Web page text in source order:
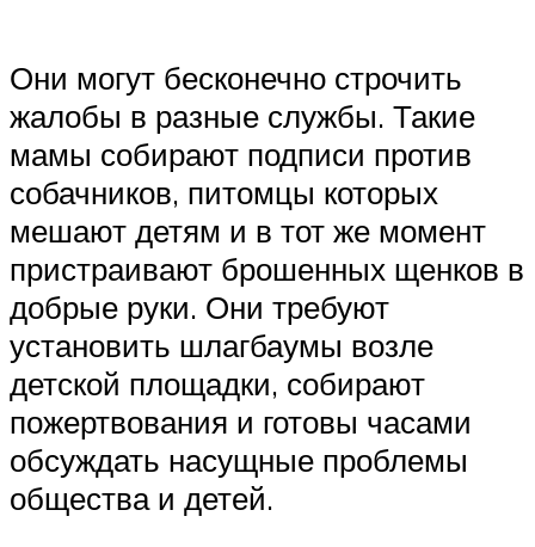
Они могут бесконечно строчить
жалобы в разные службы. Такие
мамы собирают подписи против
собачников, питомцы которых
мешают детям и в тот же момент
пристраивают брошенных щенков в
добрые руки. Они требуют
установить шлагбаумы возле
детской площадки, собирают
пожертвования и готовы часами
обсуждать насущные проблемы
общества и детей.